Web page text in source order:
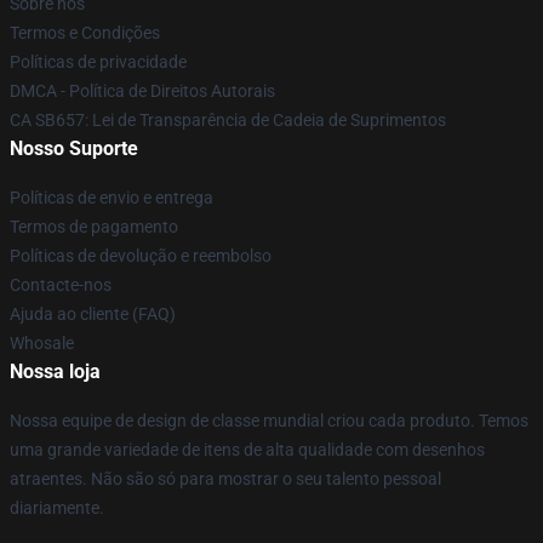
Termos e Condições
Políticas de privacidade
DMCA - Política de Direitos Autorais
CA SB657: Lei de Transparência de Cadeia de Suprimentos
Nosso Suporte
Políticas de envio e entrega
Termos de pagamento
Políticas de devolução e reembolso
Contacte-nos
Ajuda ao cliente (FAQ)
Whosale
Nossa loja
Nossa equipe de design de classe mundial criou cada produto. Temos
uma grande variedade de itens de alta qualidade com desenhos
atraentes. Não são só para mostrar o seu talento pessoal
diariamente.